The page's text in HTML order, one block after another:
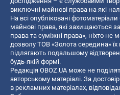
виключні майнові права на які
На всі опубліковані
майнові права, які захищаються
права та суміжні права», ніхто не
дозволу ТОВ «Золота середина»
підлягають подальшому
будь-якій формі.
Редакція OBOZ.UA може не
авторському матеріалі. За
в рекламних матеріалах,